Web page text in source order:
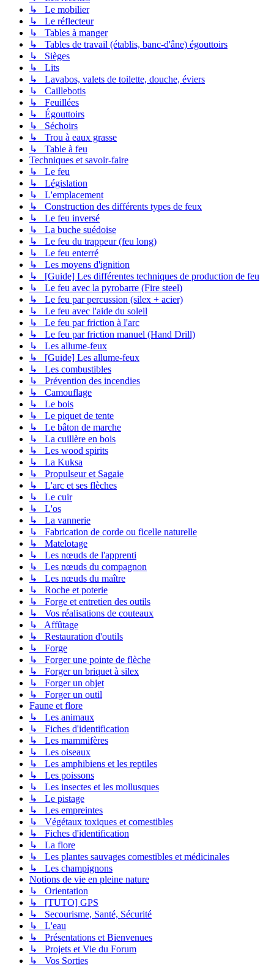
↳ Le mobilier
↳ Le réflecteur
↳ Tables à manger
↳ Tables de travail (établis, banc-d'âne) égouttoirs
↳ Sièges
↳ Lits
↳ Lavabos, valets de toilette, douche, éviers
↳ Caillebotis
↳ Feuillées
↳ Égouttoirs
↳ Séchoirs
↳ Trou à eaux grasse
↳ Table à feu
Techniques et savoir-faire
↳ Le feu
↳ Législation
↳ L'emplacement
↳ Construction des différents types de feux
↳ Le feu inversé
↳ La buche suédoise
↳ Le feu du trappeur (feu long)
↳ Le feu enterré
↳ Les moyens d'ignition
↳ [Guide] Les différentes techniques de production de feu
↳ Le feu avec la pyrobarre (Fire steel)
↳ Le feu par percussion (silex + acier)
↳ Le feu avec l'aide du soleil
↳ Le feu par friction à l'arc
↳ Le feu par friction manuel (Hand Drill)
↳ Les allume-feux
↳ [Guide] Les allume-feux
↳ Les combustibles
↳ Prévention des incendies
↳ Camouflage
↳ Le bois
↳ Le piquet de tente
↳ Le bâton de marche
↳ La cuillère en bois
↳ Les wood spirits
↳ La Kuksa
↳ Propulseur et Sagaie
↳ L'arc et ses flèches
↳ Le cuir
↳ L'os
↳ La vannerie
↳ Fabrication de corde ou ficelle naturelle
↳ Matelotage
↳ Les nœuds de l'apprenti
↳ Les nœuds du compagnon
↳ Les nœuds du maître
↳ Roche et poterie
↳ Forge et entretien des outils
↳ Vos réalisations de couteaux
↳ Affûtage
↳ Restauration d'outils
↳ Forge
↳ Forger une pointe de flèche
↳ Forger un briquet à silex
↳ Forger un objet
↳ Forger un outil
Faune et flore
↳ Les animaux
↳ Fiches d'identification
↳ Les mammifères
↳ Les oiseaux
↳ Les amphibiens et les reptiles
↳ Les poissons
↳ Les insectes et les mollusques
↳ Le pistage
↳ Les empreintes
↳ Végétaux toxiques et comestibles
↳ Fiches d'identification
↳ La flore
↳ Les plantes sauvages comestibles et médicinales
↳ Les champignons
Notions de vie en pleine nature
↳ Orientation
↳ [TUTO] GPS
↳ Secourisme, Santé, Sécurité
↳ L'eau
↳ Présentations et Bienvenues
↳ Projets et Vie du Forum
↳ Vos Sorties